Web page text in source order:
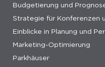
Budgetierung und
Strategie für Konferenzen
Einblicke in Planung und
Marketing-Optimierung
Parkhäuser